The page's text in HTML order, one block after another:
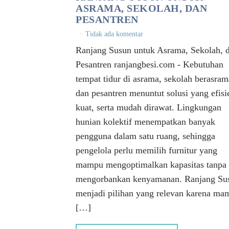
ASRAMA, SEKOLAH, DAN
PESANTREN
Tidak ada komentar
Ranjang Susun untuk Asrama, Sekolah,
Pesantren ranjangbesi.com - Kebutuhan
tempat tidur di asrama, sekolah
dan pesantren menuntut solusi yang
kuat, serta mudah dirawat. Lingkungan
hunian kolektif menempatkan banyak
pengguna dalam satu ruang, sehingga
pengelola perlu memilih furnitur yang
mampu mengoptimalkan kapasitas tanpa
mengorbankan kenyamanan. Ranjang
menjadi pilihan yang relevan karena
[…]